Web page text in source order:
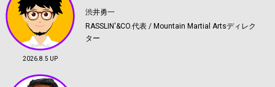
2026.8.5 UP
渋井勇一
RASSLIN'&CO.代表 / Mountain Martial Artsディレク
ター